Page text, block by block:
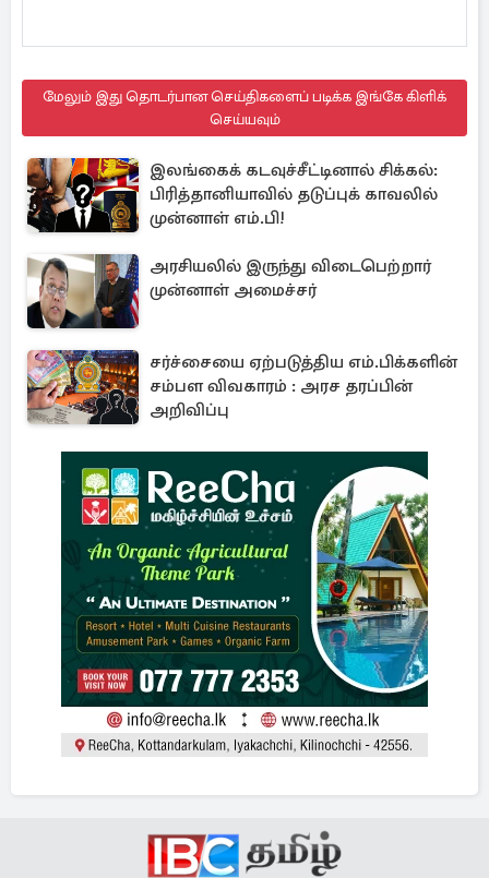
மேலும் இது தொடர்பான செய்திகளைப் படிக்க இங்கே கிளிக்
செய்யவும்
இலங்கைக் கடவுச்சீட்டினால் சிக்கல்:
பிரித்தானியாவில் தடுப்புக் காவலில்
முன்னாள் எம்.பி!
அரசியலில் இருந்து விடைபெற்றார்
முன்னாள் அமைச்சர்
சர்ச்சையை ஏற்படுத்திய எம்.பிக்களின்
சம்பள விவகாரம் : அரச தரப்பின்
அறிவிப்பு